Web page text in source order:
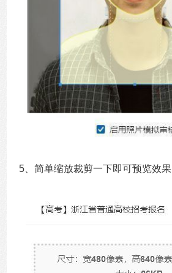
5、简单缩放裁剪一下即可预览效果